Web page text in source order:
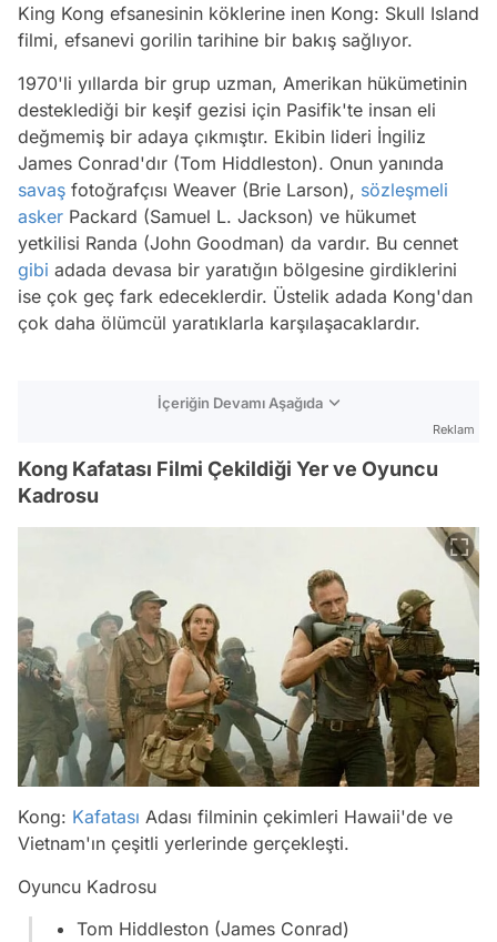
King Kong efsanesinin köklerine inen Kong: Skull Island
filmi, efsanevi gorilin tarihine bir bakış sağlıyor.
1970'li yıllarda bir grup uzman, Amerikan hükümetinin
desteklediği bir keşif gezisi için Pasifik'te insan eli
değmemiş bir adaya çıkmıştır. Ekibin lideri İngiliz
James Conrad'dır (Tom Hiddleston). Onun yanında
savaş fotoğrafçısı Weaver (Brie Larson), sözleşmeli
asker Packard (Samuel L. Jackson) ve hükumet
yetkilisi Randa (John Goodman) da vardır. Bu cennet
gibi adada devasa bir yaratığın bölgesine girdiklerini
ise çok geç fark edeceklerdir. Üstelik adada Kong'dan
çok daha ölümcül yaratıklarla karşılaşacaklardır.
İçeriğin Devamı Aşağıda
Reklam
Kong Kafatası Filmi Çekildiği Yer ve Oyuncu
Kadrosu
Kong: Kafatası Adası filminin çekimleri Hawaii'de ve
Vietnam'ın çeşitli yerlerinde gerçekleşti.
Oyuncu Kadrosu
Tom Hiddleston (James Conrad)